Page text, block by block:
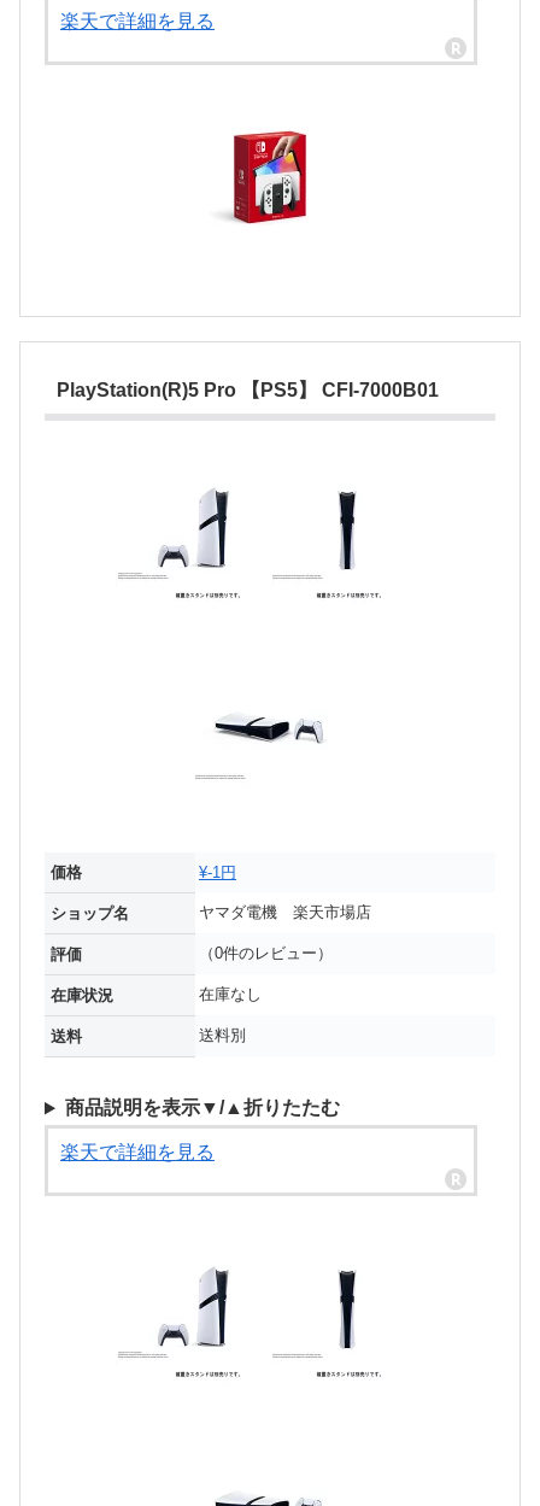
楽天で詳細を見る
PlayStation(R)5 Pro 【PS5】 CFI-7000B01
価格 ¥-1円
ショップ名 ヤマダ電機 楽天市場店
評価 （0件のレビュー）
在庫状況 在庫なし
送料 送料別
商品説明を表示▼/▲折りたたむ
楽天で詳細を見る